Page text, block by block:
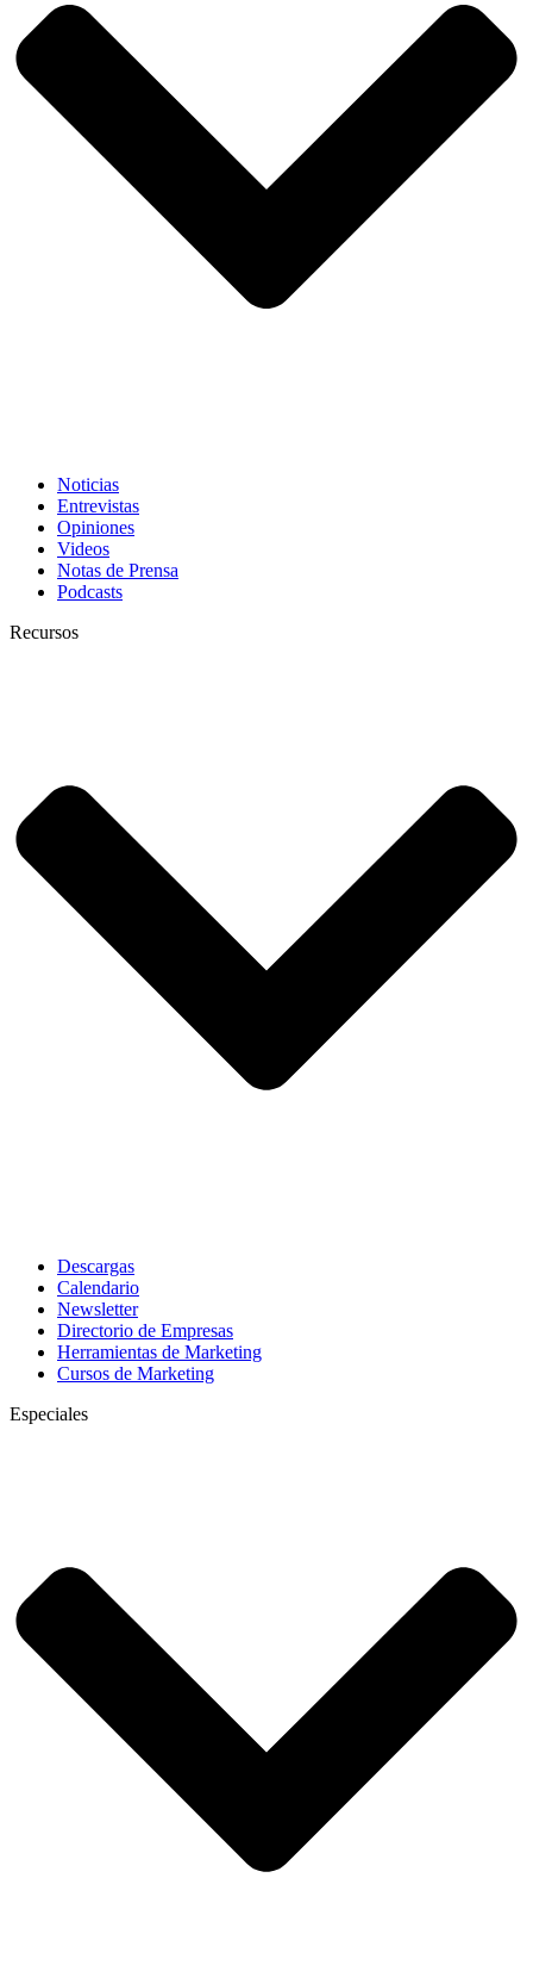
Noticias
Entrevistas
Opiniones
Videos
Notas de Prensa
Podcasts
Recursos
Descargas
Calendario
Newsletter
Directorio de Empresas
Herramientas de Marketing
Cursos de Marketing
Especiales